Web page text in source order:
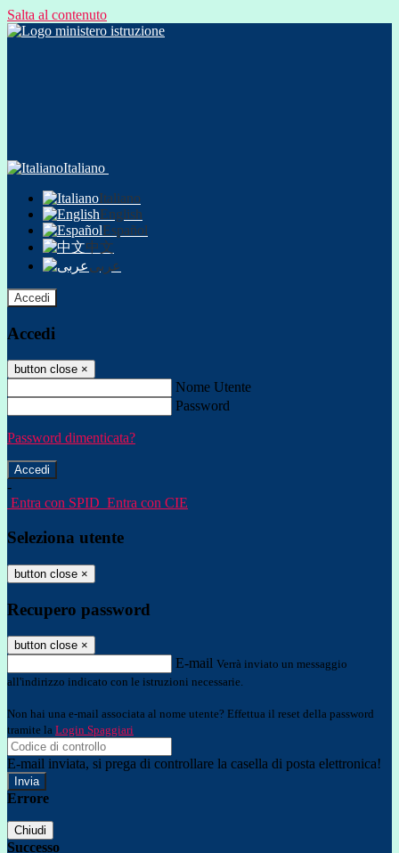
Salta al contenuto
Italiano
Italiano
English
Español
中文
عربى
Accedi
Accedi
button close ×
Nome Utente
Password
Password dimenticata?
-
Entra con SPID Entra con CIE
Seleziona utente
button close ×
Recupero password
button close ×
E-mail Verrà inviato un messaggio
all'indirizzo indicato con le istruzioni necessarie.
Non hai una e-mail associata al nome utente? Effettua il reset della password
tramite la Login Spaggiari
E-mail inviata, si prega di controllare la casella di posta elettronica!
Errore
Chiudi
Successo